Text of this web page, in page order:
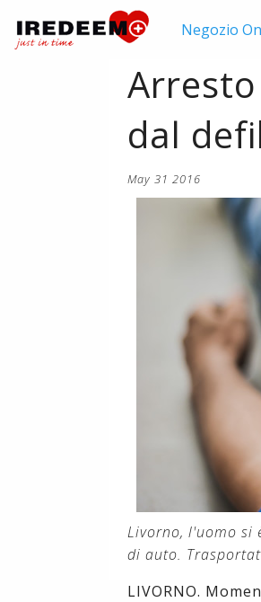
Negozio
dal
May 31 2016
Livorno, l'uomo si
di auto.
LIVORNO.